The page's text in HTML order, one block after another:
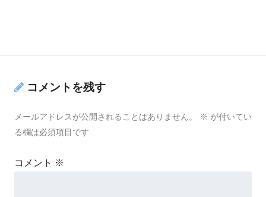
コメントを残す
メールアドレスが公開されることはありません。 ※ が付いてい
る欄は必須項目です
コメント ※